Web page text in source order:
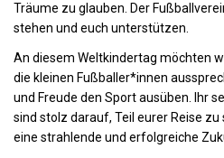
Träume zu glauben. Der
stehen und euch unterstützen.
An diesem Weltkindertag möchten
die kleinen Fußballer*innen
und Freude den Sport ausüben. Ihr
sind stolz darauf, Teil eurer Reise zu
eine strahlende und erfolgreiche